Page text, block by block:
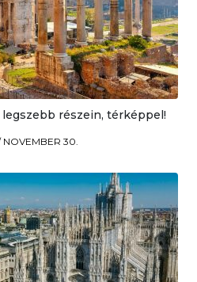
legszebb részein, térképpel!
NOVEMBER 30.